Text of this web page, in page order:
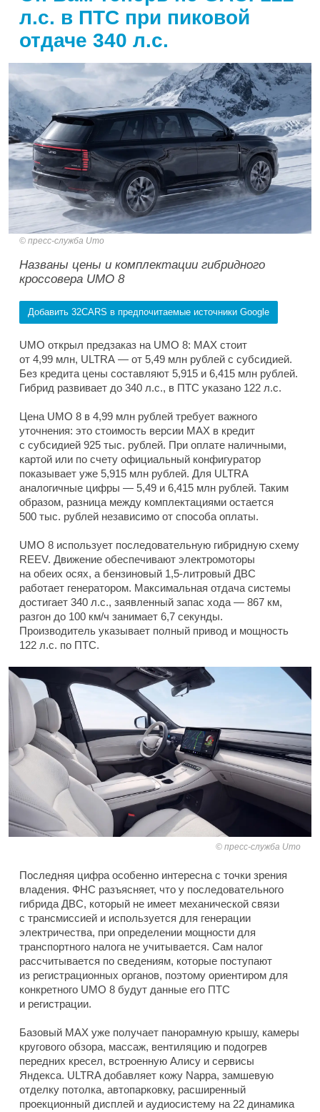
л.с. в ПТС при пиковой
отдаче 340 л.с.
пресс-служба Umo
Названы цены и комплектации гибридного
кроссовера UMO 8
Добавить 32CARS в предпочитаемые источники Google
UMO открыл предзаказ на UMO 8: MAX стоит
от 4,99 млн, ULTRA — от 5,49 млн рублей с субсидией.
Без кредита цены составляют 5,915 и 6,415 млн рублей.
Гибрид развивает до 340 л.с., в ПТС указано 122 л.с.
Цена UMO 8 в 4,99 млн рублей требует важного
уточнения: это стоимость версии MAX в кредит
с субсидией 925 тыс. рублей. При оплате наличными,
картой или по счету официальный конфигуратор
показывает уже 5,915 млн рублей. Для ULTRA
аналогичные цифры — 5,49 и 6,415 млн рублей. Таким
образом, разница между комплектациями остается
500 тыс. рублей независимо от способа оплаты.
UMO 8 использует последовательную гибридную схему
REEV. Движение обеспечивают электромоторы
на обеих осях, а бензиновый 1,5-литровый ДВС
работает генератором. Максимальная отдача системы
достигает 340 л.с., заявленный запас хода — 867 км,
разгон до 100 км/ч занимает 6,7 секунды.
Производитель указывает полный привод и мощность
122 л.с. по ПТС.
пресс-служба Umo
Последняя цифра особенно интересна с точки зрения
владения. ФНС разъясняет, что у последовательного
гибрида ДВС, который не имеет механической связи
с трансмиссией и используется для генерации
электричества, при определении мощности для
транспортного налога не учитывается. Сам налог
рассчитывается по сведениям, которые поступают
из регистрационных органов, поэтому ориентиром для
конкретного UMO 8 будут данные его ПТС
и регистрации.
Базовый MAX уже получает панорамную крышу, камеры
кругового обзора, массаж, вентиляцию и подогрев
передних кресел, встроенную Алису и сервисы
Яндекса. ULTRA добавляет кожу Nappa, замшевую
отделку потолка, автопарковку, расширенный
проекционный дисплей и аудиосистему на 22 динамика